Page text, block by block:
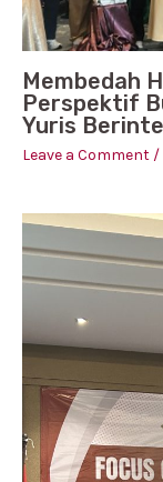
Membedah
Perspektif
Yuris
Leave a Comment /